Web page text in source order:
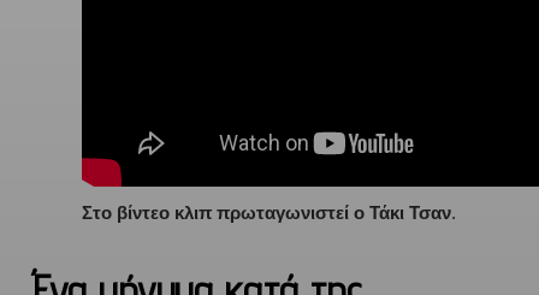
Στο βίντεο κλιπ πρωταγωνιστεί ο Τάκι Τσαν.